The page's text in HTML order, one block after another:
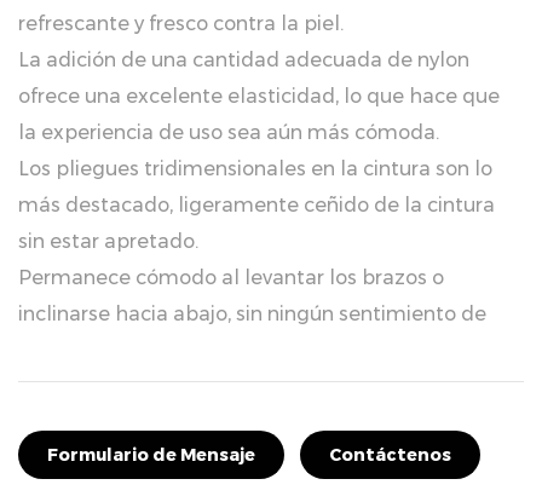
refrescante y fresco contra la piel.
La adición de una cantidad adecuada de nylon
ofrece una excelente elasticidad, lo que hace que
la experiencia de uso sea aún más cómoda.
Los pliegues tridimensionales en la cintura son lo
más destacado, ligeramente ceñido de la cintura
sin estar apretado.
Permanece cómodo al levantar los brazos o
inclinarse hacia abajo, sin ningún sentimiento de
Adecuado tanto para usar solo como en capas,
-precio.
Formulario de Mensaje Contáctenos